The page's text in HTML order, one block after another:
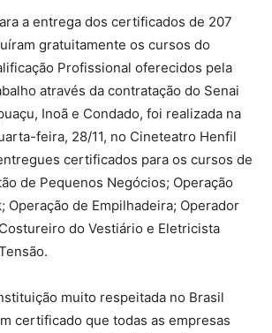
a entrega dos certificados de 207
gratuitamente os cursos do
Profissional oferecidos pela
através da contratação do Senai
Inoã e Condado, foi realizada na
feira, 28/11, no Cineteatro Henfil
certificados para os cursos de
de Pequenos Negócios; Operação
Operação de Empilhadeira; Operador
do Vestiário e Eletricista
muito respeitada no Brasil
certificado que todas as empresas